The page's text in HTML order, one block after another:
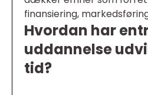
finansiering,
Hvordan har
uddannelse
tid?